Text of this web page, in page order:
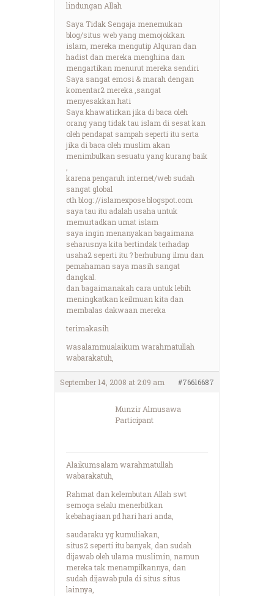
lindungan Allah
Saya Tidak Sengaja menemukan
blog/situs web yang memojokkan
islam, mereka mengutip Alquran dan
hadist dan mereka menghina dan
mengartikan menurut mereka sendiri
Saya sangat emosi & marah dengan
komentar2 mereka ,sangat
menyesakkan hati
Saya khawatirkan jika di baca oleh
orang yang tidak tau islam di sesat kan
oleh pendapat sampah seperti itu serta
jika di baca oleh muslim akan
menimbulkan sesuatu yang kurang baik
karena pengaruh internet/web sudah
sangat global
cth blog: //islamexpose.blogspot.com
saya tau itu adalah usaha untuk
memurtadkan umat islam
saya ingin menanyakan bagaimana
seharusnya kita bertindak terhadap
usaha2 seperti itu ? berhubung ilmu dan
pemahaman saya masih sangat
dangkal.
dan bagaimanakah cara untuk lebih
meningkatkan keilmuan kita dan
membalas dakwaan mereka
terimakasih
wasalammualaikum warahmatullah
wabarakatuh,
September 14, 2008 at 2:09 am #76616687
Munzir Almusawa
Participant
Alaikumsalam warahmatullah
wabarakatuh,
Rahmat dan kelembutan Allah swt
semoga selalu menerbitkan
kebahagiaan pd hari hari anda,
saudaraku yg kumuliakan,
situs2 seperti itu banyak, dan sudah
dijawab oleh ulama muslimin, namun
mereka tak menampilkannya, dan
sudah dijawab pula di situs situs
lainnya,